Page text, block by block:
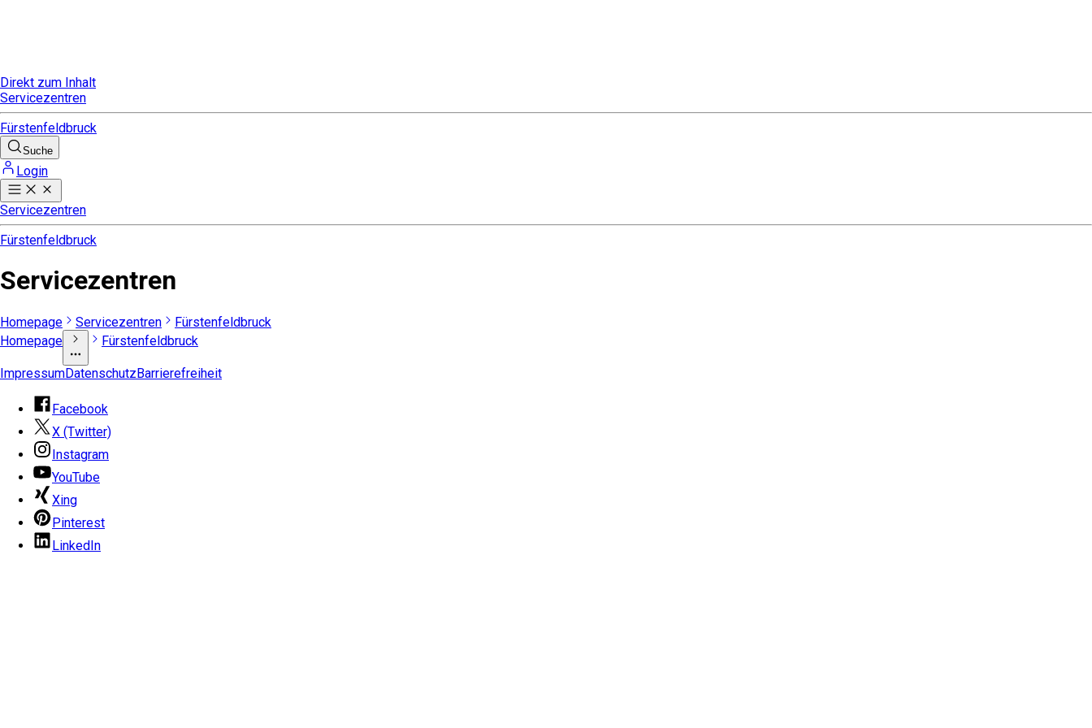
Direkt zum Inhalt
Servicezentren
Fürstenfeldbruck
Suche
Login
Servicezentren
Fürstenfeldbruck
Servicezentren
Homepage Servicezentren
Fürstenfeldbruck
Homepage
Fürstenfeldbruck
ImpressumDatenschutzBarrierefreiheit
Facebook
X (Twitter)
Instagram
YouTube
Xing
Pinterest
LinkedIn